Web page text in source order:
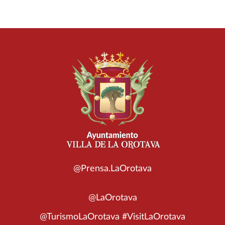
@Prensa.LaOrotava
@LaOrotava
@TurismoLaOrotava #VisitLaOrotava